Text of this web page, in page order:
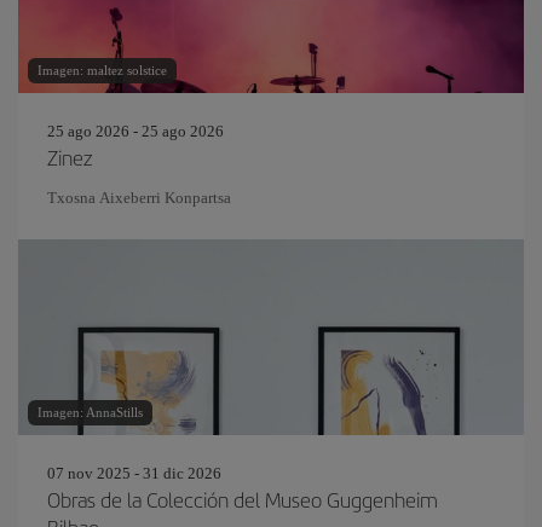
Imagen: maltez solstice
25 ago 2026 - 25 ago 2026
Zinez
Txosna Aixeberri Konpartsa
Imagen: AnnaStills
07 nov 2025 - 31 dic 2026
Obras de la Colección del Museo Guggenheim